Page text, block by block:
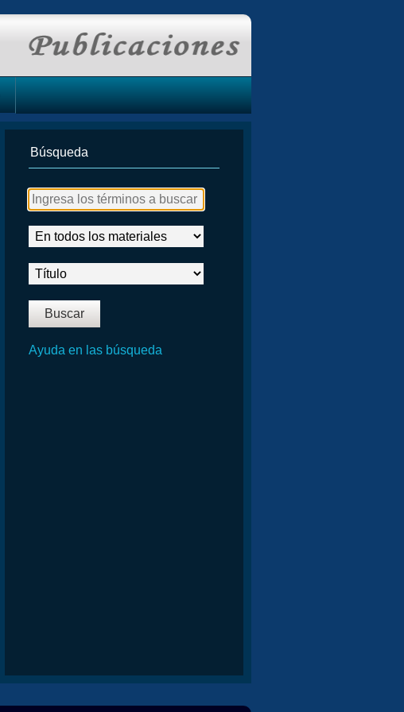
Búsqueda
Ayuda en las búsqueda